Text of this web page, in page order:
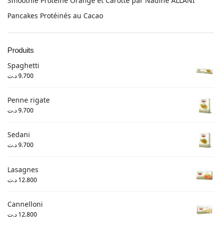
Pancakes Protéinés au Cacao
Produits
Spaghetti
9.700د.ت
Penne rigate
9.700د.ت
Sedani
9.700د.ت
Lasagnes
12.800 د.ت
Cannelloni
12.800 د.ت